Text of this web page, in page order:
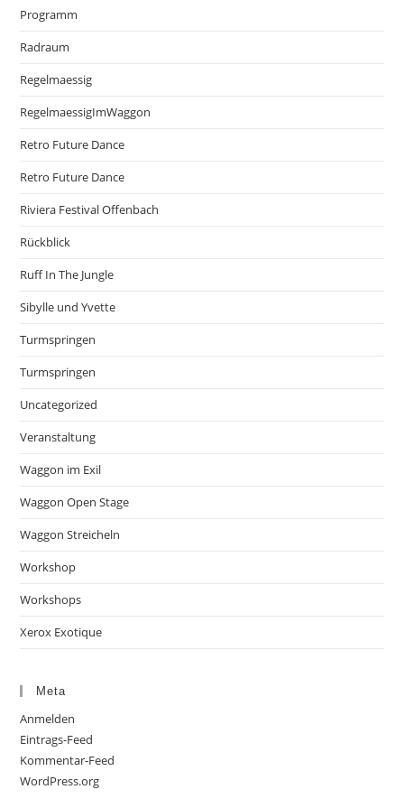
Programm
Radraum
Regelmaessig
RegelmaessigImWaggon
Retro Future Dance
Retro Future Dance
Riviera Festival Offenbach
Rückblick
Ruff In The Jungle
Sibylle und Yvette
Turmspringen
Turmspringen
Uncategorized
Veranstaltung
Waggon im Exil
Waggon Open Stage
Waggon Streicheln
Workshop
Workshops
Xerox Exotique
Meta
Anmelden
Eintrags-Feed
Kommentar-Feed
WordPress.org